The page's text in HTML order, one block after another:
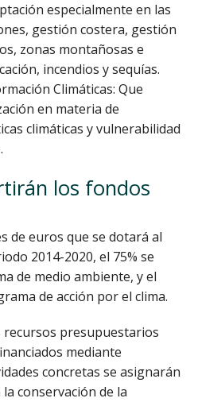
especialmente en las
gestión costera, gestión
zonas montañosas e
incendios y sequías.
Climáticas: Que
en materia de
climáticas y vulnerabilidad
los fondos
de euros que se dotará al
2014-2020, el 75% se
de medio ambiente, y el
de acción por el clima.
recursos presupuestarios
mediante
concretas se asignarán
conservación de la